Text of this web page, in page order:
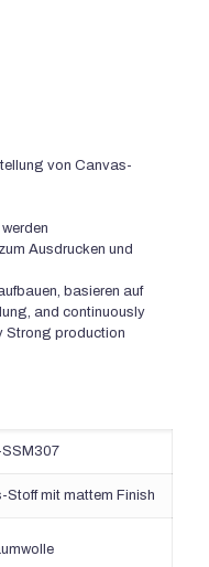
von Canvas-
Ausdrucken und
basieren auf
and continuously
Strong production
Stoff mit mattem Finish